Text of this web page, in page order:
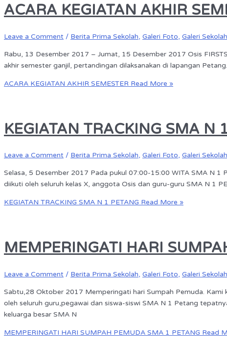
ACARA KEGIATAN AKHIR
Leave a Comment / Berita Prima Sekolah, Galeri Foto, Galeri Sekolah
Rabu, 13 Desember 2017 – Jumat, 15 Desember 2017 Osis
akhir semester ganjil, pertandingan dilaksanakan di lapangan
ACARA KEGIATAN AKHIR SEMESTER Read More »
KEGIATAN TRACKING SMA N
Leave a Comment / Berita Prima Sekolah, Galeri Foto, Galeri Sekolah
Selasa, 5 Desember 2017 Pada pukul 07:00-15:00 WITA SMA N 1
diikuti oleh seluruh kelas X, anggota Osis dan guru-guru SMA N 1
KEGIATAN TRACKING SMA N 1 PETANG Read More »
MEMPERINGATI HARI
Leave a Comment / Berita Prima Sekolah, Galeri Foto, Galeri Sekolah
Sabtu,28 Oktober 2017 Memperingati hari Sumpah Pemuda. Kami
oleh seluruh guru,pegawai dan siswa-siswi SMA N 1 Petang
keluarga besar SMA N
MEMPERINGATI HARI SUMPAH PEMUDA SMA 1 PETANG Read